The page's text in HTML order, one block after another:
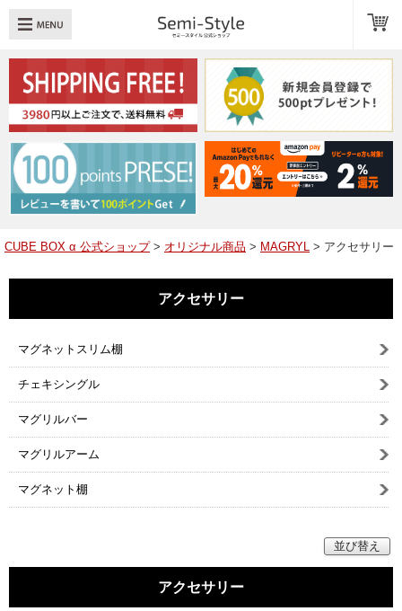
：透明扉 引き出し LED
へ戻る
品一覧
A
料・お支払いについて
ページ/会員登録
人情報保護方針
定商取引法に基づく表記
CUBE BOX α 公式ショップ> オリジナル商品 > MAGRYL > アクセサリー
アクセサリー
マグネットスリム棚
チェキシングル
マグリルバー
マグリルアーム
マグネット棚
並び替え
アクセサリー